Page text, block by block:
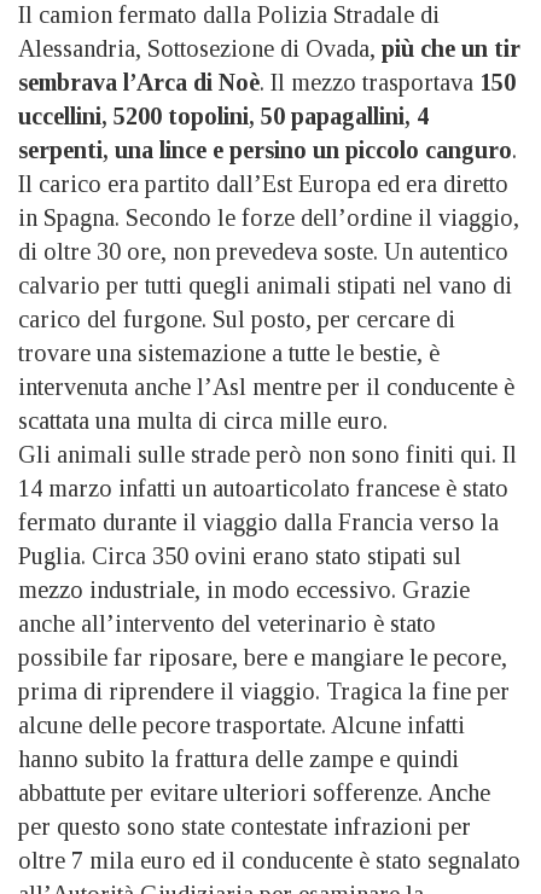
Il camion fermato dalla Polizia Stradale di
Alessandria, Sottosezione di Ovada, più che un tir
sembrava l’Arca di Noè. Il mezzo trasportava 150
uccellini, 5200 topolini, 50 papagallini, 4
serpenti, una lince e persino un piccolo canguro.
Il carico era partito dall’Est Europa ed era diretto
in Spagna. Secondo le forze dell’ordine il viaggio,
di oltre 30 ore, non prevedeva soste. Un autentico
calvario per tutti quegli animali stipati nel vano di
carico del furgone. Sul posto, per cercare di
trovare una sistemazione a tutte le bestie, è
intervenuta anche l’Asl mentre per il conducente è
scattata una multa di circa mille euro.
Gli animali sulle strade però non sono finiti qui. Il
14 marzo infatti un autoarticolato francese è stato
fermato durante il viaggio dalla Francia verso la
Puglia. Circa 350 ovini erano stato stipati sul
mezzo industriale, in modo eccessivo. Grazie
anche all’intervento del veterinario è stato
possibile far riposare, bere e mangiare le pecore,
prima di riprendere il viaggio. Tragica la fine per
alcune delle pecore trasportate. Alcune infatti
hanno subito la frattura delle zampe e quindi
abbattute per evitare ulteriori sofferenze. Anche
per questo sono state contestate infrazioni per
oltre 7 mila euro ed il conducente è stato segnalato